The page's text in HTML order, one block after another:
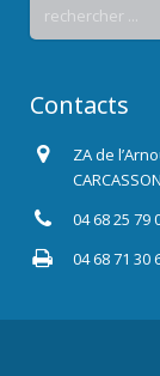
Contacts
ZA de
04 68 25 79
04 68 71 30